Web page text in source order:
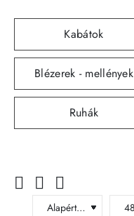
Kabátok
Blézerek - mellények
Ruhák